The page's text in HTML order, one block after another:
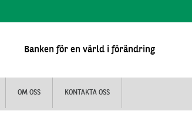
Banken för en värld i förändring
OM OSS KONTAKTA OSS